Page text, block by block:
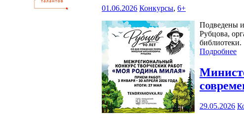
01.06.2026 Конкурсы, 6+
Подведены
Рубцова,
библиотеки.
Подробнее
29.05.2026